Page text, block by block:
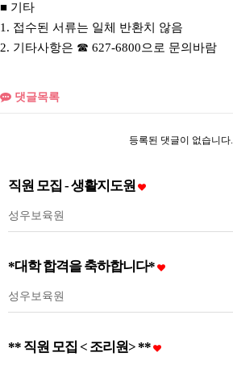
■ 기타
1. 접수된 서류는 일체 반환치 않음
2. 기타사항은 ☎ 627-6800으로 문의바람
댓글목록
등록된 댓글이 없습니다.
직원 모집 - 생활지도원
성우보육원
*대학 합격을 축하합니다*
성우보육원
** 직원 모집 < 조리원> **